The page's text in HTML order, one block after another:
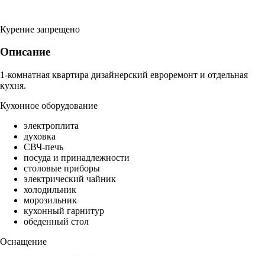
Курение запрещено
Описание
1-комнатная квартира дизайнерский евроремонт и отдельная
кухня.
Кухонное оборудование
электроплита
духовка
СВЧ-печь
посуда и принадлежности
столовые приборы
электрический чайник
холодильник
морозильник
кухонный гарнитур
обеденный стол
Оснащение